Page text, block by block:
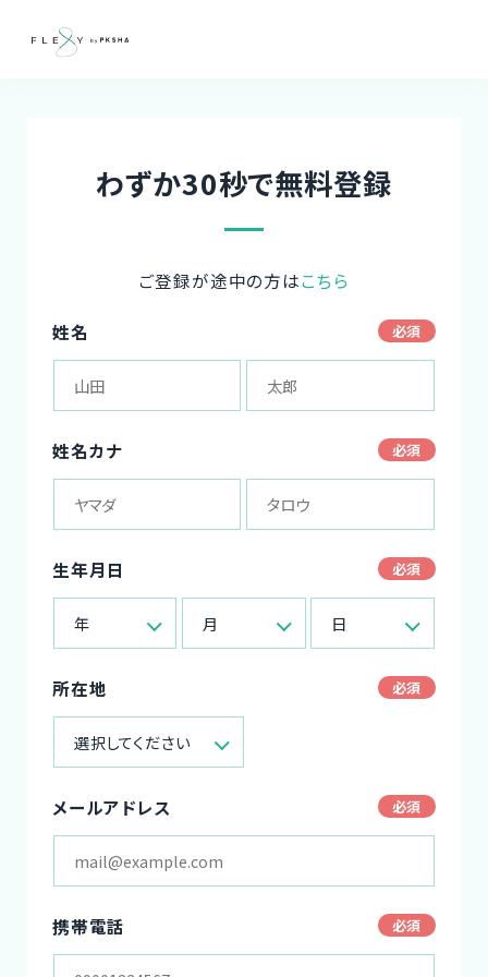
わずか30秒で無料登録
ご登録が途中の方はこちら
姓名
姓名カナ
生年月日
年 月 日
所在地
選択してください
メールアドレス
携帯電話